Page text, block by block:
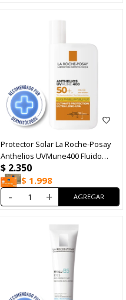
Protector Solar La Roche-Posay
Anthelios UVMune400 Fluido
Invisible FSP50+ 50ml
$ 2.350
$ 1.998
- +